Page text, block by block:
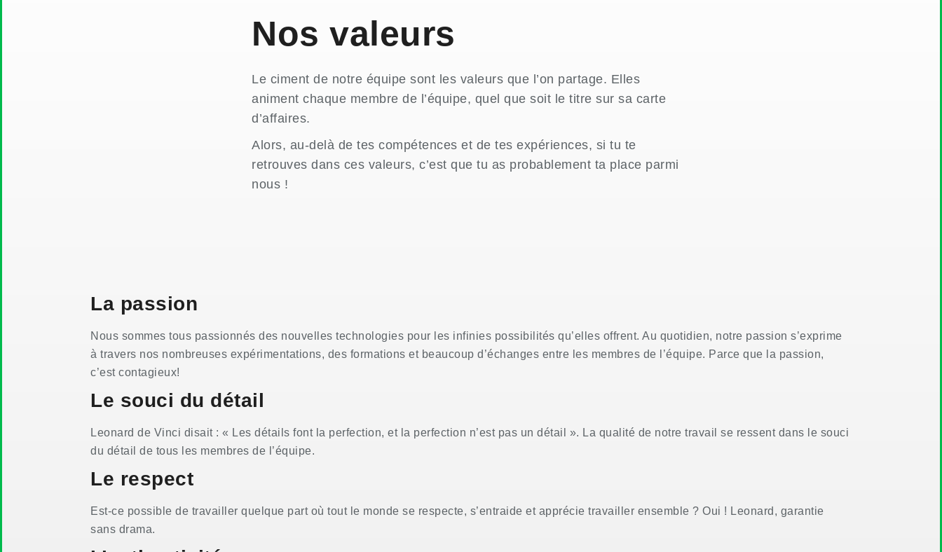
Nos valeurs
Le ciment de notre équipe sont les valeurs que l’on partage. Elles
animent chaque membre de l’équipe, quel que soit le titre sur sa carte
d’affaires.
Alors, au-delà de tes compétences et de tes expériences, si tu te
retrouves dans ces valeurs, c’est que tu as probablement ta place parmi
nous !
La passion
Nous sommes tous passionnés des nouvelles technologies pour les infinies possibilités qu’elles offrent. Au quotidien, notre passion s’exprime
à travers nos nombreuses expérimentations, des formations et beaucoup d’échanges entre les membres de l’équipe. Parce que la passion,
c’est contagieux!
Le souci du détail
Leonard de Vinci disait : « Les détails font la perfection, et la perfection n’est pas un détail ». La qualité de notre travail se ressent dans le souci
du détail de tous les membres de l’équipe.
Le respect
Est-ce possible de travailler quelque part où tout le monde se respecte, s’entraide et apprécie travailler ensemble ? Oui ! Leonard, garantie
sans drama.